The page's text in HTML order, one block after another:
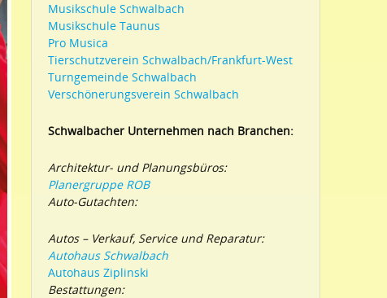
Musikschule Schwalbach
Musikschule Taunus
Pro Musica
Tierschutzverein Schwalbach/Frankfurt-West
Turngemeinde Schwalbach
Verschönerungsverein Schwalbach
Schwalbacher Unternehmen nach Branchen:
Architektur- und Planungsbüros:
Planergruppe ROB
Auto-Gutachten:
Autos – Verkauf, Service und Reparatur:
Autohaus Schwalbach
Autohaus Ziplinski
Bestattungen: